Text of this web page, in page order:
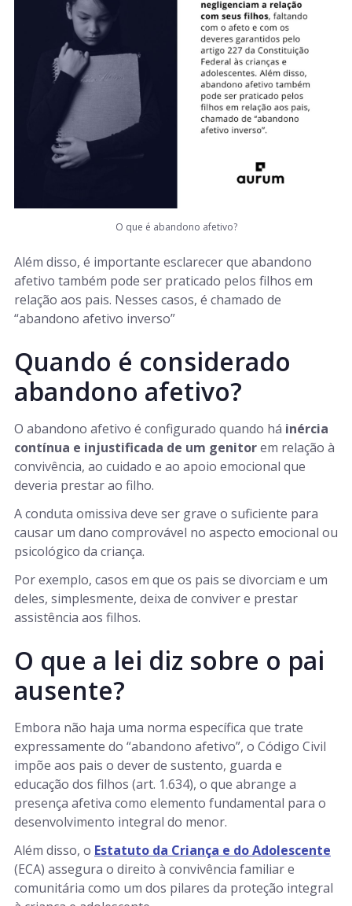
O que é abandono afetivo?
Além disso, é importante esclarecer que abandono
afetivo também pode ser praticado pelos filhos em
relação aos pais. Nesses casos, é chamado de
“abandono afetivo inverso”
Quando é considerado
abandono afetivo?
O abandono afetivo é configurado quando há inércia
contínua e injustificada de um genitorem relação à
convivência, ao cuidado e ao apoio emocional que
deveria prestar ao filho.
A conduta omissiva deve ser grave o suficiente para
causar um dano comprovável no aspecto emocional ou
psicológico da criança.
Por exemplo, casos em que os pais se divorciam e um
deles, simplesmente, deixa de conviver e prestar
assistência aos filhos.
O que a lei diz sobre o pai
ausente?
Embora não haja uma norma específica que trate
expressamente do “abandono afetivo”, o Código Civil
impõe aos pais o dever de sustento, guarda e
educação dos filhos (art. 1.634), o que abrange a
presença afetiva como elemento fundamental para o
desenvolvimento integral do menor.
Além disso, o Estatuto da Criança e do Adolescente
(ECA) assegura o direito à convivência familiar e
comunitária como um dos pilares da proteção integral